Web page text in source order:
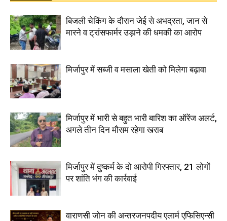
बिजली चेकिंग के दौरान जेई से अभद्रता, जान से
मारने व ट्रांसफार्मर उड़ाने की धमकी का आरोप
मिर्जापुर में सब्जी व मसाला खेती को मिलेगा बढ़ावा
मिर्जापुर में भारी से बहुत भारी बारिश का ऑरेंज अलर्ट,
अगले तीन दिन मौसम रहेगा खराब
मिर्जापुर में दुष्कर्म के दो आरोपी गिरफ्तार, 21 लोगों
पर शांति भंग की कार्रवाई
वाराणसी जोन की अन्तरजनपदीय एलार्म एफिसिएन्सी